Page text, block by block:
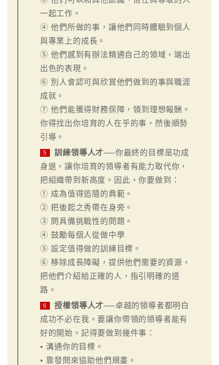
一起工作。
④ 他們所做的事，讓他們同時體驗到個人
與專業上的成長。
⑤ 他們感到有辦法精通自己的領域，端出
出色的表現。
⑥ 別人會認可與欣賞他們做到的事與職涯
成就。
⑦ 他們能獲得財務保障，領到理想報酬。
你得找出你培育的人在乎的事，然後順勢
引導。
5 訓練領導人才──你最終的目標是功成
身退，讓你培育的領導者有能力取代你，
把組織帶到新高度。因此，你要做到：
① 成為值得追隨的典範。
② 把後起之秀帶在身旁。
③ 問具備挑戰性的問題。
④ 鼓勵每個人從做中學
⑤ 設定值得做的訓練目標。
⑥ 移除成長障礙，提供他們需要的資源，
把他們介紹給正確的人，指引明確的道
路。
6 授權領導人才──卓越的領導者都明白
成功不必在我。要讓你帶領的領導者能有
好的開始。記得要做到幾件事：
• 溝通你的目標。
• 靠發問來協助他們規畫。